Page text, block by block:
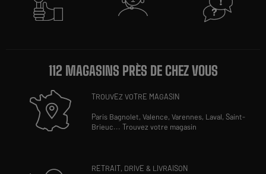
112 MAGASINS PRÈS DE CHEZ VOUS
TROUVEZ VOTRE MAGASIN
Paris Bagnolet,Valence,Varennes, Laval,Saint-
Brieuc...Trouvez votre magasin
RETRAIT, DRIVE & LIVRAISON